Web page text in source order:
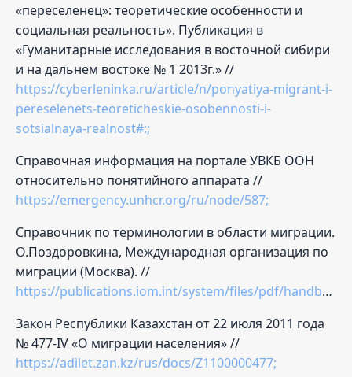
«переселенец»: теоретические особенности и
социальная реальность». Публикация в
«Гуманитарные исследования в восточной сибири
и на дальнем востоке № 1 2013г.» //
https://cyberleninka.ru/article/n/ponyatiya-migrant-i-
pereselenets-teoreticheskie-osobennosti-i-
sotsialnaya-realnost#:;
Справочная информация на портале УВКБ ООН
относительно понятийного аппарата //
https://emergency.unhcr.org/ru/node/587;
Справочник по терминологии в области миграции.
О.Поздоровкина, Международная организация по
миграции (Москва). //
https://publications.iom.int/system/files/pdf/handbook_on_migration_terminology.pdf;
Закон Республики Казахстан от 22 июля 2011 года
№ 477-IV «О миграции населения» //
https://adilet.zan.kz/rus/docs/Z1100000477;